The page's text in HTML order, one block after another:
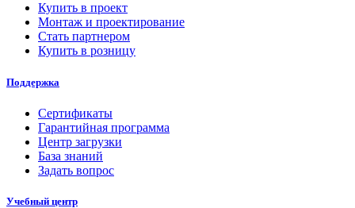
Купить в проект
Монтаж и проектирование
Стать партнером
Купить в розницу
Поддержка
Сертификаты
Гарантийная программа
Центр загрузки
База знаний
Задать вопрос
Учебный центр